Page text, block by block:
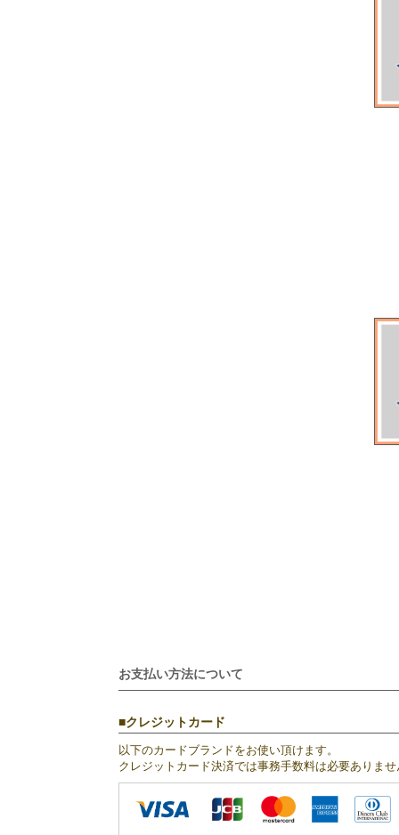
お支払い方法について
クレジットカード
以下のカードブランドをお使い頂けます。
クレジットカード決済では事務手数料は必要ありませ